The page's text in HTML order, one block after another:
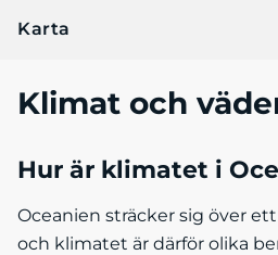
Karta
Klimat och
Hur är klimatet i
Oceanien sträcker sig över
och klimatet är därför olika